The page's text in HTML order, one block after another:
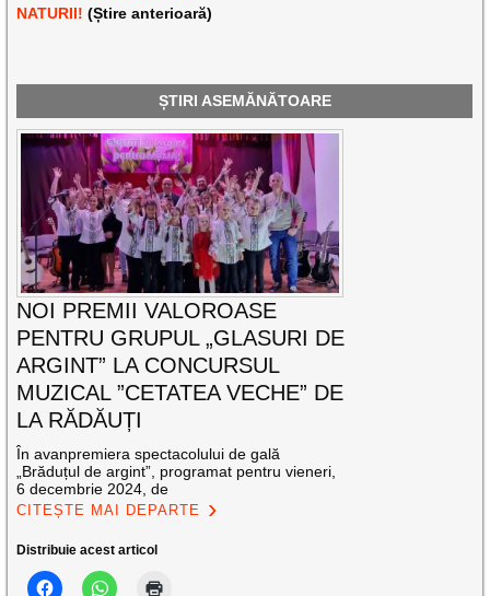
NATURII! (Știre anterioară)
ȘTIRI ASEMĂNĂTOARE
NOI PREMII VALOROASE
PENTRU GRUPUL „GLASURI DE
ARGINT” LA CONCURSUL
MUZICAL ”CETATEA VECHE” DE
LA RĂDĂUȚI
În avanpremiera spectacolului de gală
„Brăduțul de argint”, programat pentru vieneri,
6 decembrie 2024, de
CITEȘTE MAI DEPARTE
Distribuie acest articol